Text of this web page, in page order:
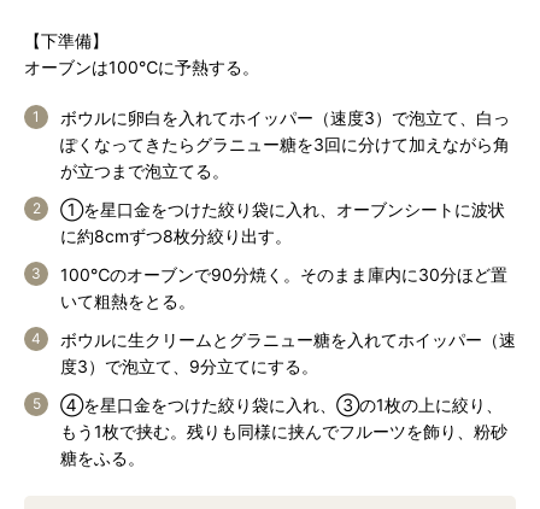
【下準備】
オーブンは100℃に予熱する。
ボウルに卵白を入れてホイッパー（速度3）で泡立て、白っ
ぽくなってきたらグラニュー糖を3回に分けて加えながら角
が立つまで泡立てる。
①を星口金をつけた絞り袋に入れ、オーブンシートに波状
に約8cmずつ8枚分絞り出す。
100℃のオーブンで90分焼く。そのまま庫内に30分ほど置
いて粗熱をとる。
ボウルに生クリームとグラニュー糖を入れてホイッパー（速
度3）で泡立て、9分立てにする。
④を星口金をつけた絞り袋に入れ、③の1枚の上に絞り、
もう1枚で挟む。残りも同様に挟んでフルーツを飾り、粉砂
糖をふる。